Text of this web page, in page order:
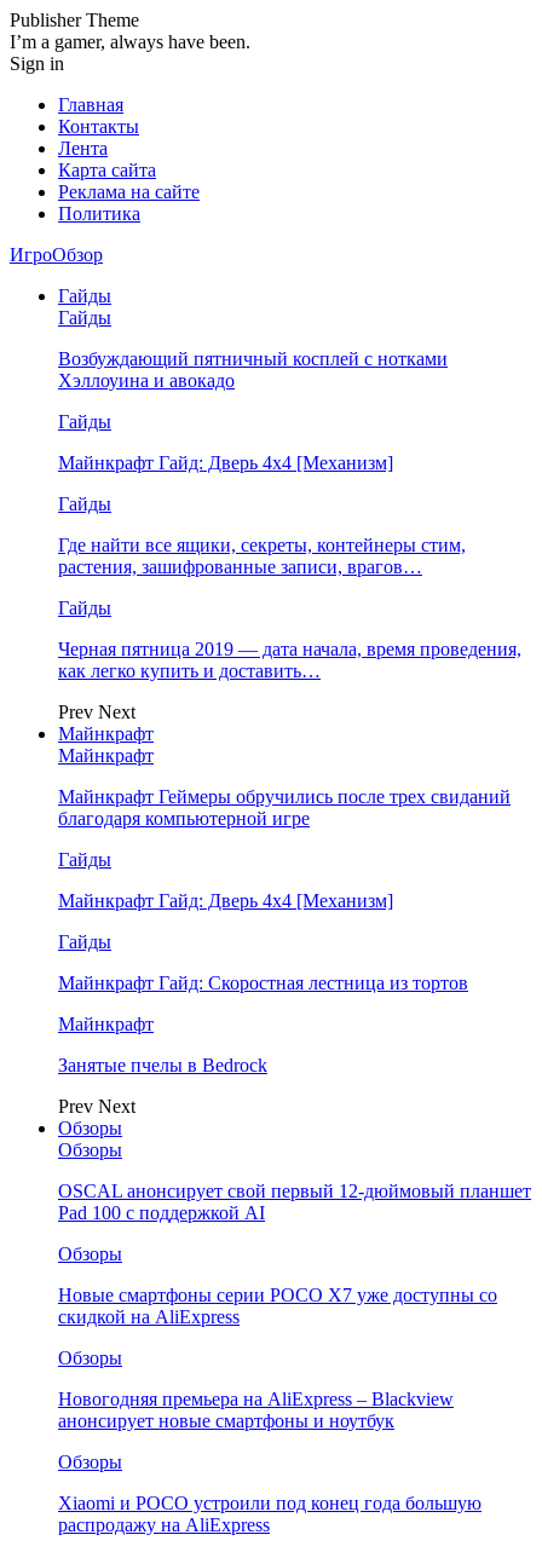
Publisher Theme
I’m a gamer, always have been.
Sign in
Главная
Контакты
Лента
Карта сайта
Реклама на сайте
Политика
ИгроОбзор
Гайды
Гайды
Возбуждающий пятничный косплей с нотками
Хэллоуина и авокадо
Гайды
Майнкрафт Гайд: Дверь 4х4 [Механизм]
Гайды
Где найти все ящики, секреты, контейнеры стим,
растения, зашифрованные записи, врагов…
Гайды
Черная пятница 2019 — дата начала, время проведения,
как легко купить и доставить…
Prev Next
Майнкрафт
Майнкрафт
Майнкрафт Геймеры обручились после трех свиданий
благодаря компьютерной игре
Гайды
Майнкрафт Гайд: Дверь 4х4 [Механизм]
Гайды
Майнкрафт Гайд: Скоростная лестница из тортов
Майнкрафт
Занятые пчелы в Bedrock
Prev Next
Обзоры
Обзоры
OSCAL анонсирует свой первый 12-дюймовый планшет
Pad 100 с поддержкой AI
Обзоры
Новые смартфоны серии POCO X7 уже доступны со
скидкой на AliExpress
Обзоры
Новогодняя премьера на AliExpress – Blackview
анонсирует новые смартфоны и ноутбук
Обзоры
Xiaomi и POCO устроили под конец года большую
распродажу на AliExpress